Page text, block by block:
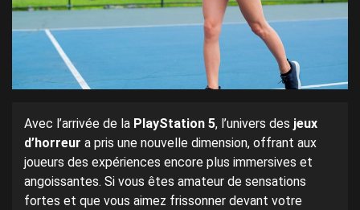
Avec l’arrivée de la PlayStation 5, l’univers des jeux
d’horreur a pris une nouvelle dimension, offrant aux
joueurs des expériences encore plus immersives et
angoissantes. Si vous êtes amateur de sensations
fortes et que vous aimez frissonner devant votre